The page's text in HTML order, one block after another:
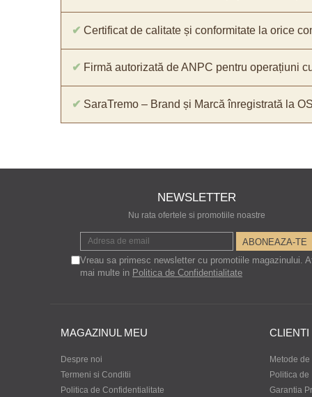
✔ Certificat de calitate și conformitate la orice
✔ Firmă autorizată de ANPC pentru operațiuni
✔ SaraTremo – Brand și Marcă înregistrată la
NEWSLETTER
Nu rata ofertele si promotiile noastre
Vreau sa primesc newsletter cu promotiile magazinului.
mai multe in Politica de Confidentialitate
MAGAZINUL MEU
Despre noi
Termeni si Conditii
Politica de Confidentialitate
CLIENTI
Metode
Politica de
Garantia